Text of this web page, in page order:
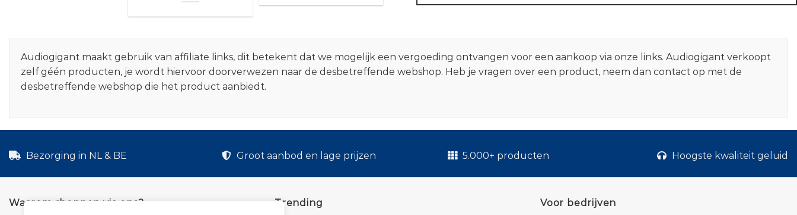
Audiogigant maakt gebruik van affiliate links, dit betekent dat we mogelijk een vergoeding ontvangen voor een aankoop via onze links. Audiogigant verkoopt
zelf géén producten, je wordt hiervoor doorverwezen naar de desbetreffende webshop. Heb je vragen over een product, neem dan contact op met de
desbetreffende webshop die het product aanbiedt.
Bezorging in NL & BE Groot aanbod en lage prijzen 5.000+ producten Hoogste kwaliteit geluid
Waarom shoppen via ons? Trending Voor bedrijven